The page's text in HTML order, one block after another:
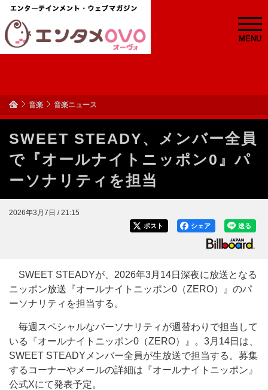
MENU
音楽 音楽ニュース
SWEET STEADY、メンバー全員
で『オールナイトニッポン0』パ
ーソナリティを担当
2026年3月7日 / 21:15
送る
シェア
ポスト
SWEET STEADYが、2026年3月14日深夜に放送となる
ニッポン放送『オールナイトニッポン0（ZERO）』のパ
ーソナリティを担当する。
毎週スペシャルなパーソナリティが週替わりで担当して
いる『オールナイトニッポン0（ZERO）』。3月14日は、
SWEET STEADYメンバー全員が生放送で担当する。募集
するコーナーやメールの詳細は『オールナイトニッポン』
公式Xにて発表予定。